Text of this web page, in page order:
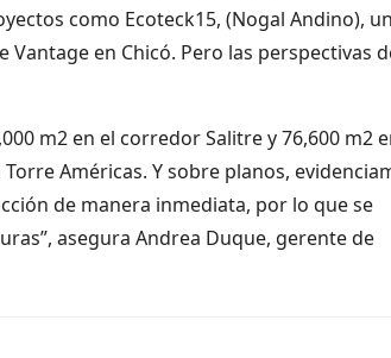
como Ecoteck15, (Nogal Andino),
en Chicó. Pero las perspectivas
m2 en el corredor Salitre y 76,600 m2
Américas. Y sobre planos,
de manera inmediata, por lo que se
asegura Andrea Duque, gerente de